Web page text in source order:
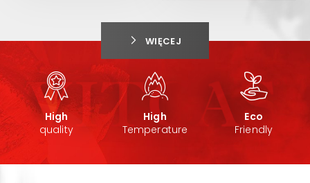
WIĘCEJ
High
quality
High
Temperature
Eco
Friendly